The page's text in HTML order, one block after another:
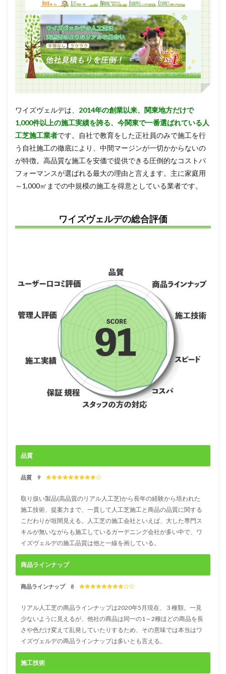
デの
総合
評価
2.2
ワイ
ズヴ
ェル
デの
口コ
ミ情
3
（朝
日工
業）
3.1
芝楽
合評
日工
コミ
情報
ズ
ガー
（タ
ジャ
パ
ン）
の総
合評
価
ガー
ズ
（タ
ーフ
パ
ン）
の口
コミ
ワイズヴェルデは、 2014年の創業以来、関東地方だけで
1,000件以上の施工実績を誇る、今関東で一番選ばれている人
工芝施工業者です。自社で教育をした正社員のみで施工を行
う自社施工の徹底により、中間マージンが一切かからないの
が特徴。高品質な施工を安価で提供できる圧倒的なコストパ
フォーマンスが選ばれる最大の理由と言えます。主に家庭用
～1,000㎡までの中規模の施工を得意としている業者です。
ワイズヴェルデの総合評価
品質
品質 9
取り扱い製品(高品質のリアル人工芝)から長年の経験から培われた
施工技術、提案力まで、一貫して人工芝施工と商品の品質に関する
こだわりが垣間見える。人工芝の施工会社といえば、大した専門ス
キルが無いながらも施工しているガーデニング会社が多い中で、ワ
イズヴェルデの施工品質は他と一線を画している。
商品ラインナップ
商品ラインナップ 8
リアル人工芝の商品ラインナップは2020年5月現在、３種類。一見
少ないように見えるが、他社の商品は同一の1～2種ほどの商品を長
さや色だけ変えて乱発していたりするため、その意味では本当はワ
イズヴェルデの商品ラインナップは多いとも言える。
施工技術